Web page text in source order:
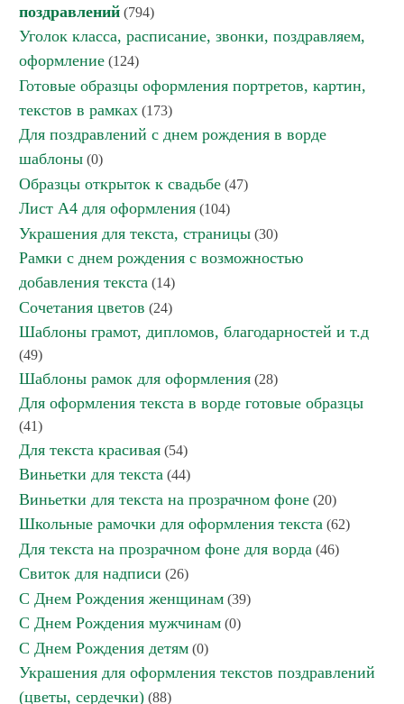
поздравлений (794)
Уголок класса, расписание, звонки, поздравляем,
оформление (124)
Готовые образцы оформления портретов, картин,
текстов в рамках (173)
Для поздравлений с днем рождения в ворде
шаблоны (0)
Образцы открыток к свадьбе (47)
Лист А4 для оформления (104)
Украшения для текста, страницы (30)
Рамки с днем рождения с возможностью
добавления текста (14)
Сочетания цветов (24)
Шаблоны грамот, дипломов, благодарностей и т.д
(49)
Шаблоны рамок для оформления (28)
Для оформления текста в ворде готовые образцы
(41)
Для текста красивая (54)
Виньетки для текста (44)
Виньетки для текста на прозрачном фоне (20)
Школьные рамочки для оформления текста (62)
Для текста на прозрачном фоне для ворда (46)
Свиток для надписи (26)
С Днем Рождения женщинам (39)
С Днем Рождения мужчинам (0)
С Днем Рождения детям (0)
Украшения для оформления текстов поздравлений
(цветы, сердечки) (88)